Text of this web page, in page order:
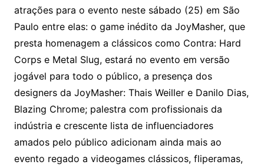
atrações para o evento neste sábado (25) em São
Paulo entre elas: o game inédito da JoyMasher, que
presta homenagem a clássicos como Contra: Hard
Corps e Metal Slug, estará no evento em versão
jogável para todo o público, a presença dos
designers da JoyMasher: Thais Weiller e Danilo Dias,
Blazing Chrome; palestra com profissionais da
indústria e crescente lista de influenciadores
amados pelo público adicionam ainda mais ao
evento regado a videogames clássicos, fliperamas,